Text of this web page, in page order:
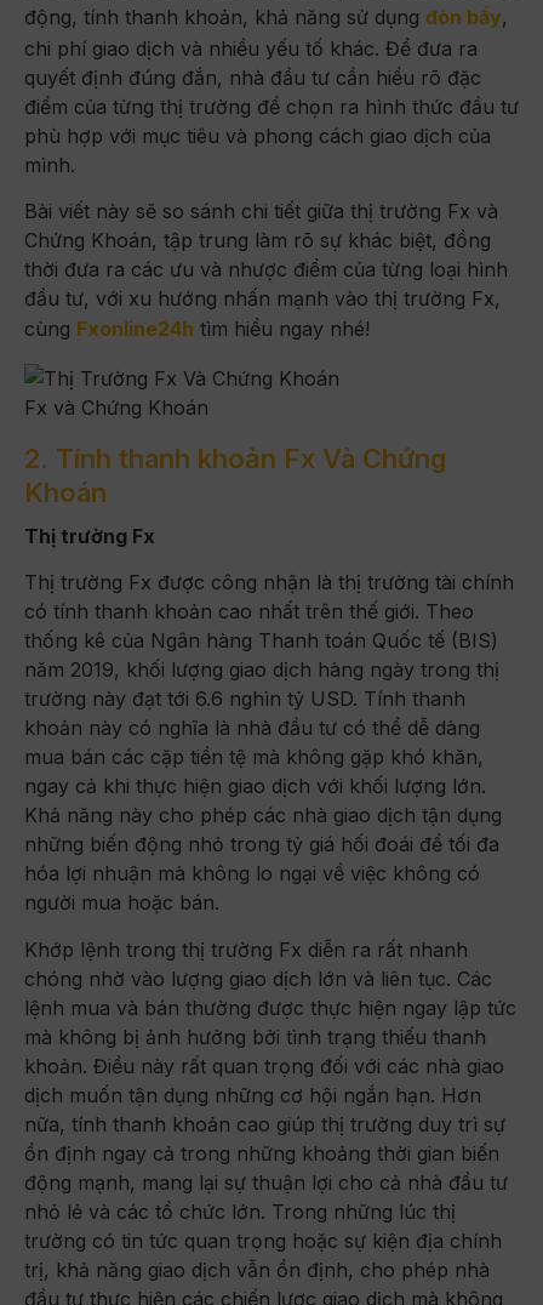
động, tính thanh khoản, khả năng sử dụng đòn bẩy,
chi phí giao dịch và nhiều yếu tố khác. Để đưa ra
quyết định đúng đắn, nhà đầu tư cần hiểu rõ đặc
điểm của từng thị trường để chọn ra hình thức đầu tư
phù hợp với mục tiêu và phong cách giao dịch của
mình.
Bài viết này sẽ so sánh chi tiết giữa thị trường Fx và
Chứng Khoán, tập trung làm rõ sự khác biệt, đồng
thời đưa ra các ưu và nhược điểm của từng loại hình
đầu tư, với xu hướng nhấn mạnh vào thị trường Fx,
cùng Fxonline24h tìm hiểu ngay nhé!
Fx và Chứng Khoán
2. Tính thanh khoản Fx Và Chứng
Khoán
Thị trường Fx
Thị trường Fx được công nhận là thị trường tài chính
có tính thanh khoản cao nhất trên thế giới. Theo
thống kê của Ngân hàng Thanh toán Quốc tế (BIS)
năm 2019, khối lượng giao dịch hàng ngày trong thị
trường này đạt tới 6.6 nghìn tỷ USD. Tính thanh
khoản này có nghĩa là nhà đầu tư có thể dễ dàng
mua bán các cặp tiền tệ mà không gặp khó khăn,
ngay cả khi thực hiện giao dịch với khối lượng lớn.
Khả năng này cho phép các nhà giao dịch tận dụng
những biến động nhỏ trong tỷ giá hối đoái để tối đa
hóa lợi nhuận mà không lo ngại về việc không có
người mua hoặc bán.
Khớp lệnh trong thị trường Fx diễn ra rất nhanh
chóng nhờ vào lượng giao dịch lớn và liên tục. Các
lệnh mua và bán thường được thực hiện ngay lập tức
mà không bị ảnh hưởng bởi tình trạng thiếu thanh
khoản. Điều này rất quan trọng đối với các nhà giao
dịch muốn tận dụng những cơ hội ngắn hạn. Hơn
nữa, tính thanh khoản cao giúp thị trường duy trì sự
ổn định ngay cả trong những khoảng thời gian biến
động mạnh, mang lại sự thuận lợi cho cả nhà đầu tư
nhỏ lẻ và các tổ chức lớn. Trong những lúc thị
trường có tin tức quan trọng hoặc sự kiện địa chính
trị, khả năng giao dịch vẫn ổn định, cho phép nhà
đầu tư thực hiện các chiến lược giao dịch mà không